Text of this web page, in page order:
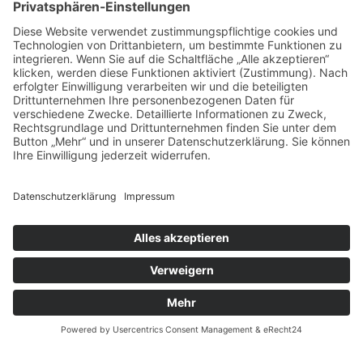
5. Analyse-Tools und
Werbung
Google Analytics
Diese Website nutzt Funktionen des
Webanalysedienstes Google Analytics. Anbieter ist
die Google Ireland Limited („Google“), Gordon House,
Barrow Street, Dublin 4, Irland.
Websitebetreiber, das Verhalten der
Websitebesucher zu analysieren. Hierbei erhält der
Websitebetreiber verschiedene Nutzungsdaten, wie
z. B. Seitenaufrufe, Verweildauer, verwendete
Betriebssysteme und Herkunft des Nutzers. Diese
Daten werden dem jeweiligen Endgerät des Users
zugeordnet. Eine Zuordnung zu einer User-ID erfolgt
nicht.